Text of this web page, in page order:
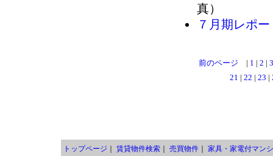
真）
７月期レポ
前のページ | 1 | 2 | 3
21 | 22 | 23 |
トップページ 賃貸物件検索｜ 売買物件｜ 家具・家電付マン